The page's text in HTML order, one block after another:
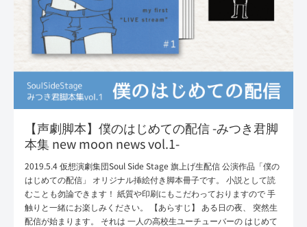
【声劇脚本】僕のはじめての配信 -みつき君脚
本集 new moon news vol.1-
2019.5.4 仮想演劇集団Soul Side Stage 旗上げ生配信 公演作品「僕の
はじめての配信」 オリジナル挿絵付き脚本冊子です。 小説として読
むことも勿論できます！ 紙質や印刷にもこだわっておりますので 手
触りと一緒にお楽しみください。 【あらすじ】 ある日の夜、 突然生
配信が始まります。 それは 一人の高校生ユーチューバーの はじめて